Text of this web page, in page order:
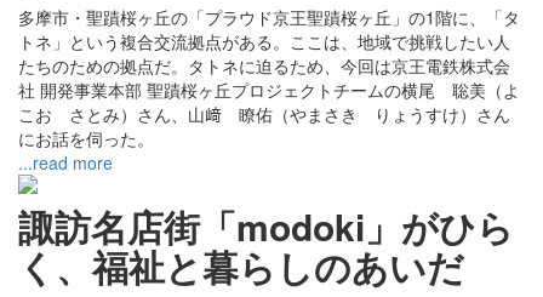
多摩市・聖蹟桜ヶ丘の「プラウド京王聖蹟桜ヶ丘」の1階に、「タ
トネ」という複合交流拠点がある。ここは、地域で挑戦したい人
たちのための拠点だ。タトネに迫るため、今回は京王電鉄株式会
社 開発事業本部 聖蹟桜ヶ丘プロジェクトチームの横尾 聡美（よ
こお さとみ）さん、山﨑 瞭佑（やまさき りょうすけ）さん
にお話を伺った。
...read more
諏訪名店街「modoki」がひら
く、福祉と暮らしのあいだ